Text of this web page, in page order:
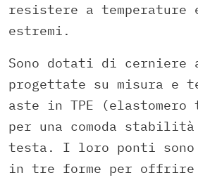
resistere a temperature
estremi.
Sono dotati di cerniere
progettate su misura e
aste in TPE (elastomero
per una comoda
testa. I loro ponti
in tre forme per